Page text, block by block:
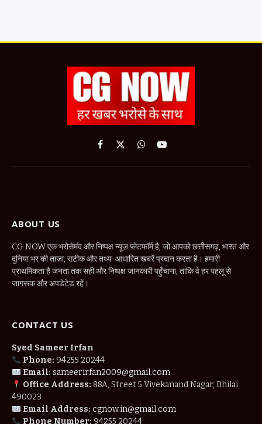
Facebook
X
WhatsApp
YouTube
ABOUT US
CG NOW एक भरोसेमंद और निष्पक्ष न्यूज़ प्लेटफॉर्म है, जो आपको छत्तीसगढ़, भारत और
दुनिया भर की ताज़ा, सटीक और तथ्य-आधारित खबरें प्रदान करता है। हमारी
प्राथमिकता है जनता तक सही और निष्पक्ष जानकारी पहुँचाना, ताकि वे हर पहलू से
जागरूक और अपडेटेड रहें।
CONTACT US
Syed Sameer Irfan
Phone: 94255 20244
Email: sameerirfan2009@gmail.com
Office Address: 88A, Street 5 Vivekanand Nagar, Bhilai
490023
Email Address: cgnow.in@gmail.com
Phone Number: 94255 20244